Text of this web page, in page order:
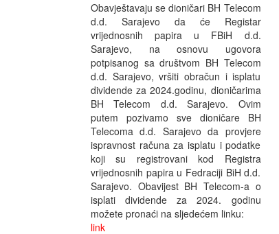
Obavještavaju se dioničari BH Telecom
d.d. Sarajevo da će Registar
vrijednosnih papira u FBiH d.d.
Sarajevo, na osnovu ugovora
potpisanog sa društvom BH Telecom
d.d. Sarajevo, vršiti obračun i isplatu
dividende za 2024.godinu, dioničarima
BH Telecom d.d. Sarajevo. Ovim
putem pozivamo sve dioničare BH
Telecoma d.d. Sarajevo da provjere
ispravnost računa za isplatu i podatke
koji su registrovani kod Registra
vrijednosnih papira u Fedraciji BiH d.d.
Sarajevo. Obavijest BH Telecom-a o
isplati dividende za 2024. godinu
možete pronaći na sljedećem linku:
link